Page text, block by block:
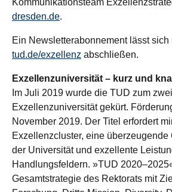
Kommunikationsteam
dresden.de.
Ein Newsletterabonnement lässt sich
tud.de/exzellenz abschließen.
Exzellenzuniversität – kurz und
Im Juli 2019 wurde die TUD zum
Exzellenzuniversität gekürt.
November 2019. Der Titel erfordert
Exzellenzcluster, eine überzeugende
der Universität und exzellente
Handlungsfeldern. »TUD
Gesamtstrategie des Rektorats mit